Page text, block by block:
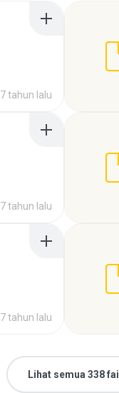
7 tahun lalu
7 tahun lalu
7 tahun lalu
Lihat semua 338 fail